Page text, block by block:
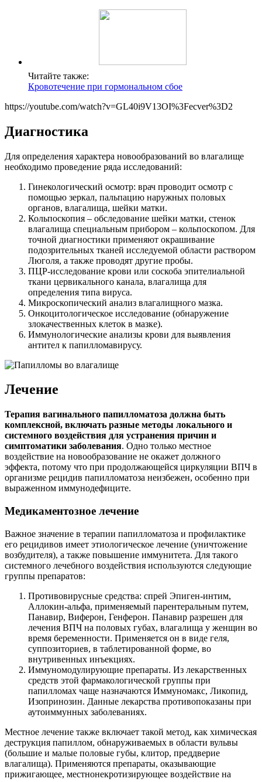
Читайте также:
Кровотечение при гормональном сбое
https://youtube.com/watch?v=GL40i9V13OI%3Fecver%3D2
Диагностика
Для определения характера новообразований во влагалище
необходимо проведение ряда исследований:
Гинекологический осмотр: врач проводит осмотр с
помощью зеркал, пальпацию наружных половых
органов, влагалища, шейки матки.
Кольпоскопия – обследование шейки матки, стенок
влагалища специальным прибором – кольпоскопом. Для
точной диагностики применяют окрашивание
подозрительных тканей исследуемой области раствором
Люголя, а также проводят другие пробы.
ПЦР-исследование крови или соскоба эпителиальной
ткани цервикального канала, влагалища для
определения типа вируса.
Микроскопический анализ влагалищного мазка.
Онкоцитологическое исследование (обнаружение
злокачественных клеток в мазке).
Иммунологические анализы крови для выявления
антител к папилломавирусу.
Лечение
Терапия вагинального папилломатоза должна быть
комплексной, включать разные методы локального и
системного воздействия для устранения причин и
симптоматики заболевания. Одно только местное
воздействие на новообразование не окажет должного
эффекта, потому что при продолжающейся циркуляции ВПЧ в
организме рецидив папилломатоза неизбежен, особенно при
выраженном иммунодефиците.
Медикаментозное лечение
Важное значение в терапии папилломатоза и профилактике
его рецидивов имеет этиологическое лечение (уничтожение
возбудителя), а также повышение иммунитета. Для такого
системного лечебного воздействия используются следующие
группы препаратов:
Противовирусные средства: спрей Эпиген-интим,
Аллокин-альфа, применяемый парентеральным путем,
Панавир, Виферон, Генферон. Панавир разрешен для
лечения ВПЧ на половых губах, влагалища у женщин во
время беременности. Применяется он в виде геля,
суппозиториев, в таблетированной форме, во
внутривенных инъекциях.
Иммуномодулирующие препараты. Из лекарственных
средств этой фармакологической группы при
папилломах чаще назначаются Иммуномакс, Ликопид,
Изопринозин. Данные лекарства противопоказаны при
аутоиммунных заболеваниях.
Местное лечение также включает такой метод, как химическая
деструкция папиллом, обнаруживаемых в области вульвы
(большие и малые половые губы, клитор, преддверие
влагалища). Применяются препараты, оказывающие
прижигающее, местнонекротизирующее воздействие на